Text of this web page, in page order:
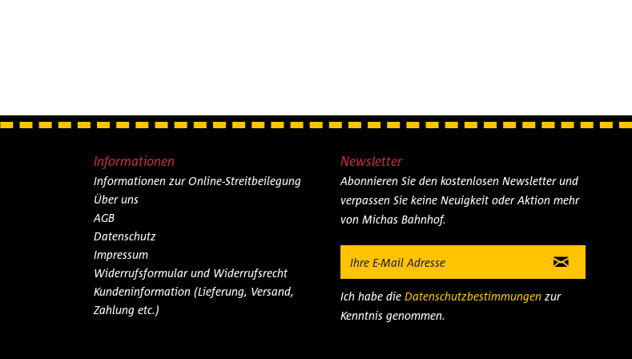
Informationen
Informationen zur Online-Streitbeilegung
Über uns
AGB
Datenschutz
Impressum
Widerrufsformular und Widerrufsrecht
Kundeninformation (Lieferung, Versand,
Zahlung etc.)
Newsletter
Abonnieren Sie den kostenlosen Newsletter und
verpassen Sie keine Neuigkeit oder Aktion mehr
von Michas Bahnhof.
Ich habe die Datenschutzbestimmungenzur
Kenntnis genommen.